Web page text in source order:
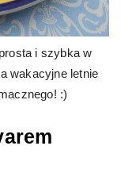
i szybka w
wakacyjne letnie
:)